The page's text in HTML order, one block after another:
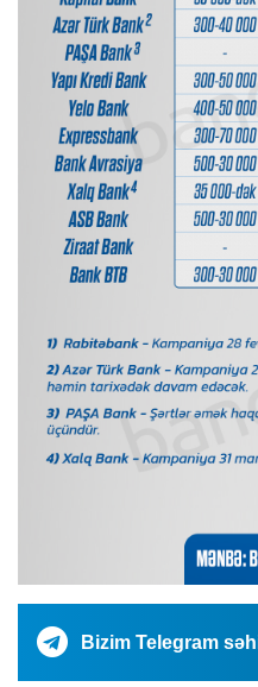
Bizim Telegram